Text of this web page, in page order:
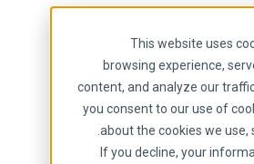
This website uses
browsing experience,
content, and analyze our
you consent to our use of
about the cookies we use,
If you decline, your